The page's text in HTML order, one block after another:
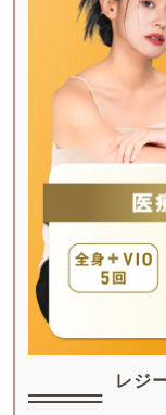
レジ